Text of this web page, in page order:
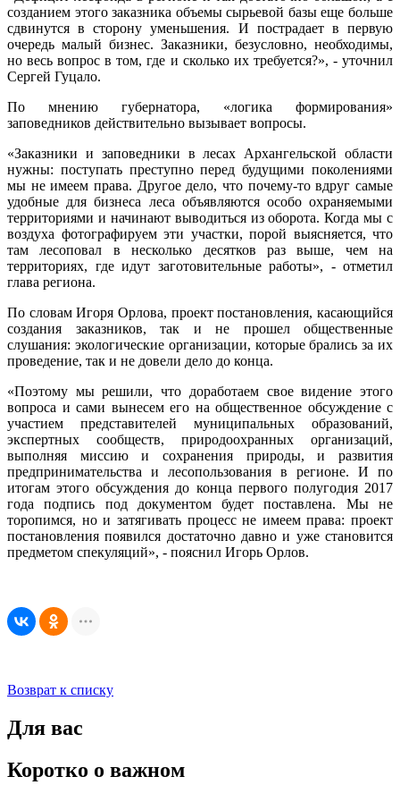
созданием этого заказника объемы сырьевой базы еще больше
сдвинутся в сторону уменьшения. И пострадает в первую
очередь малый бизнес. Заказники, безусловно, необходимы,
но весь вопрос в том, где и сколько их требуется?», - уточнил
Сергей Гуцало.
По мнению губернатора, «логика формирования»
заповедников действительно вызывает вопросы.
«Заказники и заповедники в лесах Архангельской области
нужны: поступать преступно перед будущими поколениями
мы не имеем права. Другое дело, что почему-то вдруг самые
удобные для бизнеса леса объявляются особо охраняемыми
территориями и начинают выводиться из оборота. Когда мы с
воздуха фотографируем эти участки, порой выясняется, что
там лесоповал в несколько десятков раз выше, чем на
территориях, где идут заготовительные работы», - отметил
глава региона.
По словам Игоря Орлова, проект постановления, касающийся
создания заказников, так и не прошел общественные
слушания: экологические организации, которые брались за их
проведение, так и не довели дело до конца.
«Поэтому мы решили, что доработаем свое видение этого
вопроса и сами вынесем его на общественное обсуждение с
участием представителей муниципальных образований,
экспертных сообществ, природоохранных организаций,
выполняя миссию и сохранения природы, и развития
предпринимательства и лесопользования в регионе. И по
итогам этого обсуждения до конца первого полугодия 2017
года подпись под документом будет поставлена. Мы не
торопимся, но и затягивать процесс не имеем права: проект
постановления появился достаточно давно и уже становится
предметом спекуляций», - пояснил Игорь Орлов.
Возврат к списку
Для вас
Коротко о важном